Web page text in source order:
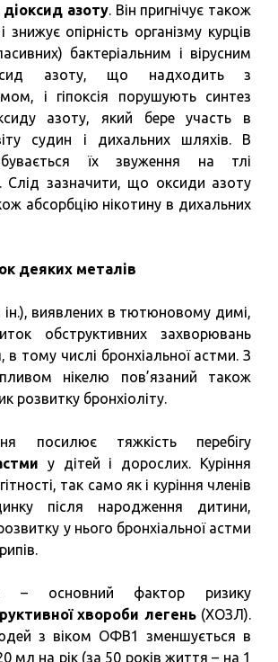
діоксид азоту. Він пригнічує також
знижує опірність організму курців
бактеріальним і вірусним
азоту, що надходить з
і гіпоксія порушують синтез
азоту, який бере участь в
судин і дихальних шляхів. В
їх звуження на тлі
Слід зазначити, що оксиди азоту
абсорбцію нікотину в дихальних
деяких металів
ін.), виявлених в тютюновому димі,
обструктивних захворювань
в тому числі бронхіальної астми. З
нікелю пов’язаний також
розвитку бронхіоліту.
посилює тяжкість перебігу
у дітей і дорослих. Куріння
так само як і куріння членів
після народження дитини,
у нього бронхіальної астми
– основний фактор ризику
хвороби легень(ХОЗЛ).
з віком ОФВ1 зменшується в
мл на рік (за 50 років життя – на 1